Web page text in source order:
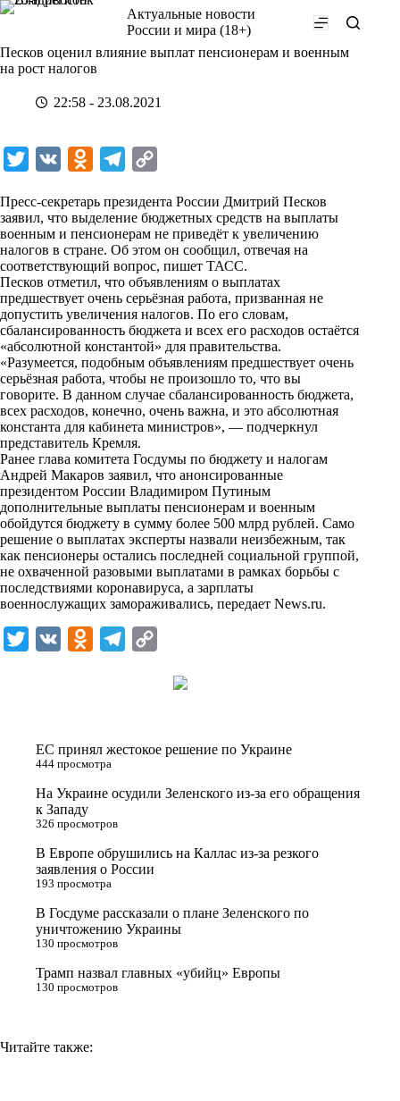
Перейти
Актуальные новости
России и мира (18+)
Песков оценил влияние выплат пенсионерам и военным
на рост налогов
22:58 - 23.08.2021
i
t
t
e
r
n
o
k
l
a
s
s
n
i
k
i
l
e
g
r
a
m
p
y
L
i
n
k
Пресс-секретарь президента России Дмитрий Песков
заявил, что выделение бюджетных средств на выплаты
военным и пенсионерам не приведёт к увеличению
налогов в стране. Об этом он сообщил, отвечая на
соответствующий вопрос, пишет ТАСС.
Песков отметил, что объявлениям о выплатах
предшествует очень серьёзная работа, призванная не
допустить увеличения налогов. По его словам,
сбалансированность бюджета и всех его расходов остаётся
«абсолютной константой» для правительства.
«Разумеется, подобным объявлениям предшествует очень
серьёзная работа, чтобы не произошло то, что вы
говорите. В данном случае сбалансированность бюджета,
всех расходов, конечно, очень важна, и это абсолютная
константа для кабинета министров», — подчеркнул
представитель Кремля.
Ранее глава комитета Госдумы по бюджету и налогам
Андрей Макаров заявил, что анонсированные
президентом России Владимиром Путиным
дополнительные выплаты пенсионерам и военным
обойдутся бюджету в сумму более 500 млрд рублей. Само
решение о выплатах эксперты назвали неизбежным, так
как пенсионеры остались последней социальной группой,
не охваченной разовыми выплатами в рамках борьбы с
последствиями коронавируса, а зарплаты
военнослужащих замораживались, передает News.ru.
l
a
n
i
k
i
a
n
ЕС принял жестокое решение по Украине
444 просмотра
На Украине осудили Зеленского из-за его обращения
к Западу
326 просмотров
В Европе обрушились на Каллас из-за резкого
заявления о России
193 просмотра
В Госдуме рассказали о плане Зеленского по
уничтожению Украины
130 просмотров
Трамп назвал главных «убийц» Европы
130 просмотров
Читайте также: